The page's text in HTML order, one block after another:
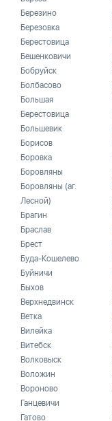
Березино
Березовка
Берестовица
Бешенковичи
Бобруйск
Болбасово
Большая
Берестовица
Большевик
Борисов
Боровка
Боровляны
Боровляны (аг.
Лесной)
Брагин
Браслав
Брест
Буда-Кошелево
Буйничи
Быхов
Верхнедвинск
Ветка
Вилейка
Витебск
Волковыск
Воложин
Вороново
Ганцевичи
Гатово